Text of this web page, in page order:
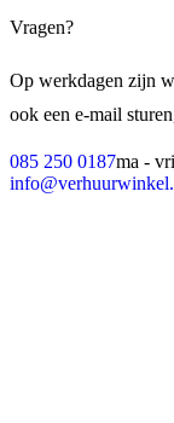
Vragen?
Op werkdagen zijn
ook een e-mail
085 250 0187ma -